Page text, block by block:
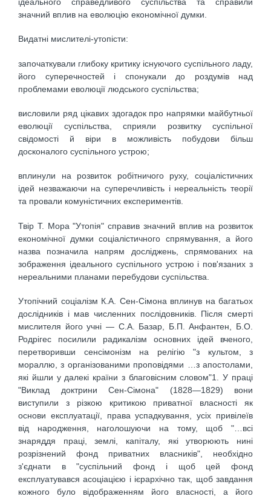
значний вплив на еволюцію економічної думки.
Видатні мислителі-утопісти:
започаткували глибоку критику існуючого суспільного ладу,
його суперечностей і спонукали до роздумів над
проблемами еволюції людського суспільства;
висловили ряд цікавих здогадок про напрямки майбутньої
еволюції суспільства, сприяли розвитку суспільної
свідомості й віри в можливість побудови більш
досконалого суспільного устрою;
вплинули на розвиток робітничого руху, соціалістичних
ідей незважаючи на суперечливість і нереальність теорії
та провали комуністичних експериментів.
Твір Т. Мора "Утопія" справив значний вплив на розвиток
економічної думки соціалістичного спрямування, а його
назва позначила напрям досліджень, спрямованих на
зображення ідеального суспільного устрою і пов'язаних з
нереальними планами перебудови суспільства.
Утопічний соціалізм К.А. Сен-Сімона вплинув на багатьох
дослідників і мав численних послідовників. Після смерті
мислителя його учні — С.А. Базар, Б.П. Анфантен, Б.О.
Родрігес посилили радикалізм основних ідей вченого,
перетворивши сенсімонізм на релігію "з культом, з
мораллю, з організованими проповідями …з апостолами,
які йшли у далекі країни з благовісним словом"1. У праці
"Виклад доктрини Сен-Сімона" (1828—1829) вони
виступили з різкою критикою приватної власності як
основи експлуатації, права успадкування, усіх привілеїв
від народження, наголошуючи на тому, щоб "…всі
знаряддя праці, землі, капіталу, які утворюють нині
розрізнений фонд приватних власників", необхідно
з'єднати в "суспільний фонд і щоб цей фонд
експлуатувався асоціацією і ієрархічно так, щоб завдання
кожного було відображенням його власності, а його